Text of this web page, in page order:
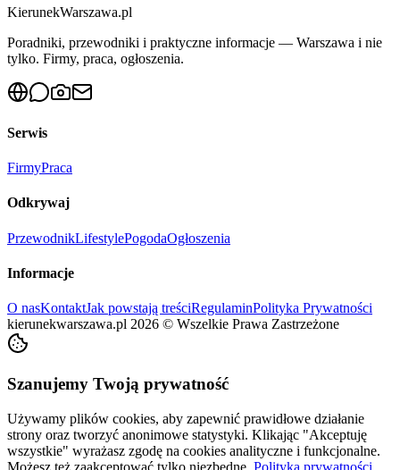
KierunekWarszawa.pl
Poradniki, przewodniki i praktyczne informacje — Warszawa i nie
tylko. Firmy, praca, ogłoszenia.
Serwis
FirmyPraca
Odkrywaj
PrzewodnikLifestylePogodaOgłoszenia
Informacje
O nasKontaktJak powstają treściRegulaminPolityka Prywatności
kierunekwarszawa.pl 2026 © Wszelkie Prawa Zastrzeżone
Szanujemy Twoją prywatność
Używamy plików cookies, aby zapewnić prawidłowe działanie
strony oraz tworzyć anonimowe statystyki. Klikając "Akceptuję
wszystkie" wyrażasz zgodę na cookies analityczne i funkcjonalne.
Możesz też zaakceptować tylko niezbędne. Polityka prywatności